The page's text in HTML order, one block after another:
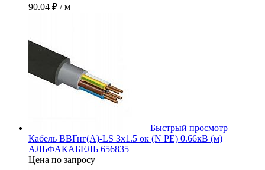
90.04 ₽ / м
Быстрый просмотр
Кабель ВВГнг(А)-LS 3х1.5 ок (N PE) 0.66кВ (м)
АЛЬФАКАБЕЛЬ 656835
Цена по запросу